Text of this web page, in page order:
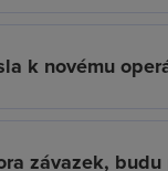
k novému
závazek,